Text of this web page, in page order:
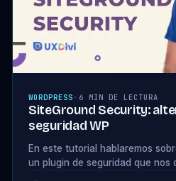
WORDPRESS · 6 MIN DE LECTURA
SiteGround Security:
seguridad WP
En este tutorial hablaremos
un plugin de seguridad que nos